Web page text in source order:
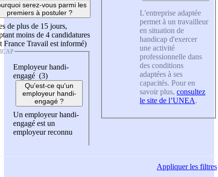
serez-vous parmi les
premiers à postuler ?
de plus de 15 jours,
moins de 4 candidatures
France Travail est informé)
Employeur handi-
engagé (3)
Qu'est-ce qu'un
employeur handi-
engagé ?
Un employeur handi-
engagé est un
employeur reconnu
L'entreprise adaptée
permet à un travailleur
en situation de
handicap d'exercer
une activité
professionnelle dans
des conditions
adaptées à ses
capacités. Pour en
savoir plus, consultez
le site de l’UNEA.
Appliquerles filtres